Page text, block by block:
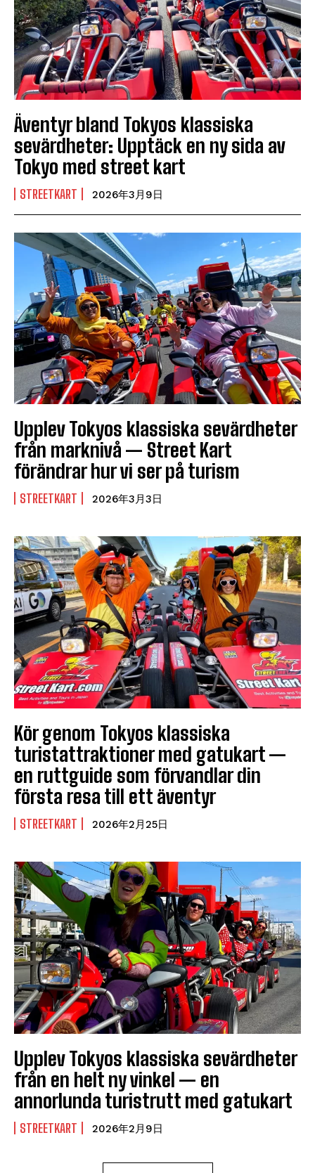
Äventyr bland Tokyos klassiska
sevärdheter: Upptäck en ny sida av
Tokyo med street kart
STREETKART 2026年3月9日
Upplev Tokyos klassiska sevärdheter
från marknivå — Street Kart
förändrar hur vi ser på turism
STREETKART 2026年3月3日
Kör genom Tokyos klassiska
turistattraktioner med gatukart —
en ruttguide som förvandlar din
första resa till ett äventyr
STREETKART 2026年2月25日
Upplev Tokyos klassiska sevärdheter
från en helt ny vinkel — en
annorlunda turistrutt med gatukart
STREETKART 2026年2月9日